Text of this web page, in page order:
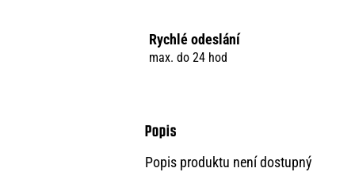
Rychlé odeslání
max. do 24 hod
Popis produktu není dostupný